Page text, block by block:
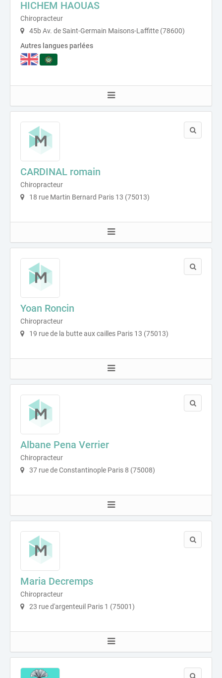
HICHEM HAOUAS
Chiropracteur
45b Av. de Saint-Germain Maisons-Laffitte (78600)
Autres langues parlées
CARDINAL romain
Chiropracteur
18 rue Martin Bernard Paris 13 (75013)
Yoan Roncin
Chiropracteur
19 rue de la butte aux cailles Paris 13 (75013)
Albane Pena Verrier
Chiropracteur
37 rue de Constantinople Paris 8 (75008)
Maria Decremps
Chiropracteur
23 rue d'argenteuil Paris 1 (75001)